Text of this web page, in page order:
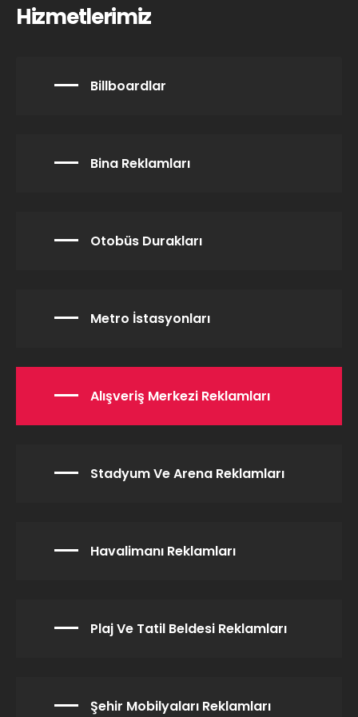
Hizmetlerimiz
Billboardlar
Bina Reklamları
Otobüs Durakları
Metro İstasyonları
Alışveriş Merkezi Reklamları
Stadyum Ve Arena Reklamları
Havalimanı Reklamları
Plaj Ve Tatil Beldesi Reklamları
Şehir Mobilyaları Reklamları